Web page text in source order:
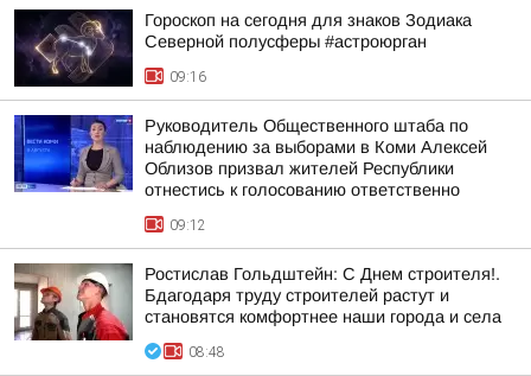
Гороскоп на сегодня для знаков Зодиака
Северной полусферы #астроюрган
09:16
Руководитель Общественного штаба по
наблюдению за выборами в Коми Алексей
Облизов призвал жителей Республики
отнестись к голосованию ответственно
09:12
Ростислав Гольдштейн: С Днем строителя!.
Бдагодаря труду строителей растут и
становятся комфортнее наши города и села
08:48